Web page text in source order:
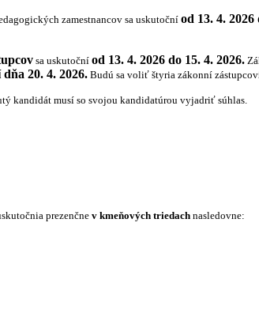
zamestnancov sa uskutoční od 13. 4. 2026
sa uskutoční od 13. 4. 2026 do 15. 4. 2026.
20. 4. 2026. Budú sa voliť štyria zákonní
kandidát musí so svojou kandidatúrou vyjadriť súhlas.
prezenčne v kmeňových triedach nasledovne: